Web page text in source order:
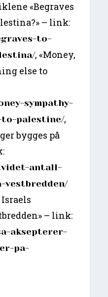
«Begraves
– link:
to-
, «Money,
else to
sympathy-
to-palestine/,
bygges på
antall-
vestbredden/
Israels
– link:
aksepterer-
pa-